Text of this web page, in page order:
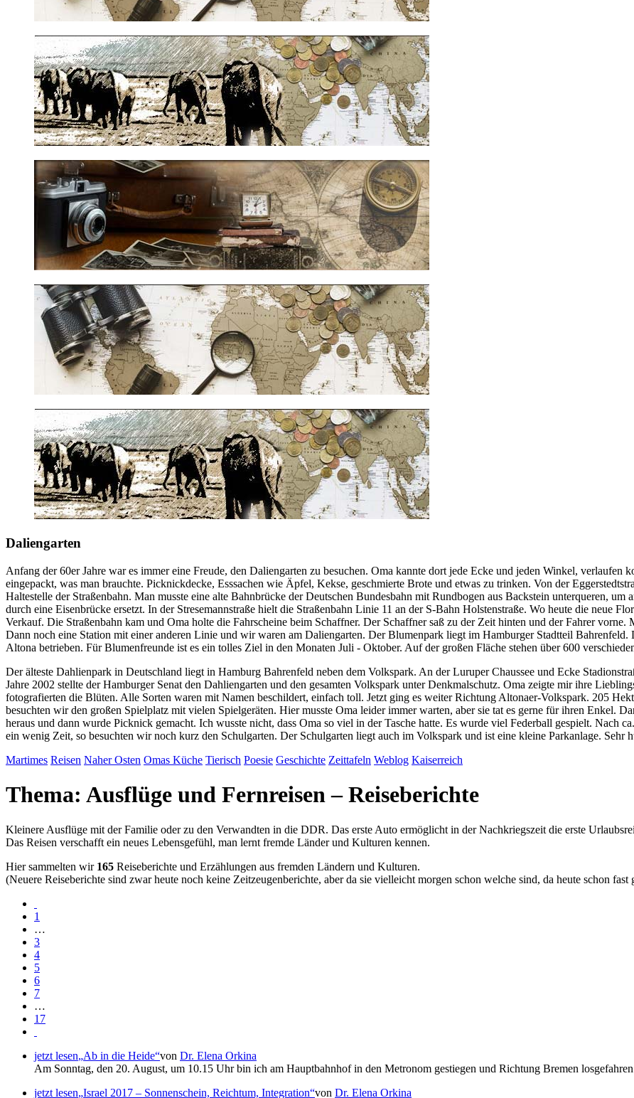
Daliengarten
Anfang der 60er Jahre war es immer eine Freude, den Daliengarten zu besuchen. Oma kannte dort jede Ecke und jeden Winkel,
eingepackt, was man brauchte. Picknickdecke, Esssachen wie Äpfel, Kekse, geschmierte Brote und etwas zu trinken. Von der
Haltestelle der Straßenbahn. Man musste eine alte Bahnbrücke der Deutschen Bundesbahn mit Rundbogen aus Backstein unterqueren, um
durch eine Eisenbrücke ersetzt. In der Stresemannstraße hielt die Straßenbahn Linie 11 an der S-Bahn Holstenstraße. Wo heute die neue
Verkauf. Die Straßenbahn kam und Oma holte die Fahrscheine beim Schaffner. Der Schaffner saß zu der Zeit hinten und der Fahrer
Dann noch eine Station mit einer anderen Linie und wir waren am Daliengarten. Der Blumenpark liegt im Hamburger Stadtteil
Altona betrieben. Für Blumenfreunde ist es ein tolles Ziel in den Monaten Juli - Oktober. Auf der großen Fläche stehen über 600
Der älteste Dahlienpark in Deutschland liegt in Hamburg Bahrenfeld neben dem Volkspark. An der Luruper Chaussee und Ecke
Jahre 2002 stellte der Hamburger Senat den Dahliengarten und den gesamten Volkspark unter Denkmalschutz. Oma zeigte mir ihre
fotografierten die Blüten. Alle Sorten waren mit Namen beschildert, einfach toll. Jetzt ging es weiter Richtung Altonaer-Volkspark. 205
besuchten wir den großen Spielplatz mit vielen Spielgeräten. Hier musste Oma leider immer warten, aber sie tat es gerne für ihren Enkel.
heraus und dann wurde Picknick gemacht. Ich wusste nicht, dass Oma so viel in der Tasche hatte. Es wurde viel Federball gespielt. Nach
ein wenig Zeit, so besuchten wir noch kurz den Schulgarten. Der Schulgarten liegt auch im Volkspark und ist eine kleine Parkanlage. Sehr
Martimes Reisen Naher Osten Omas Küche Tierisch Poesie Geschichte Zeittafeln Weblog Kaiserreich
Thema: Ausflüge und Fernreisen – Reiseberichte
Kleinere Ausflüge mit der Familie oder zu den Verwandten in die DDR. Das erste Auto ermöglicht in der Nachkriegszeit die erste
Das Reisen verschafft ein neues Lebensgefühl, man lernt fremde Länder und Kulturen kennen.
Hier sammelten wir 165 Reiseberichte und Erzählungen aus fremden Ländern und Kulturen.
(Neuere Reiseberichte sind zwar heute noch keine Zeitzeugenberichte, aber da sie vielleicht morgen schon welche sind, da heute schon
1
…
3
4
5
6
7
…
17
jetzt lesen Ab in die Heide von Dr. Elena Orkina
Am Sonntag, den 20. August, um 10.15 Uhr bin ich am Hauptbahnhof in den Metronom gestiegen und Richtung Bremen
jetzt lesen Israel 2017 – Sonnenschein, Reichtum, Integration von Dr. Elena Orkina